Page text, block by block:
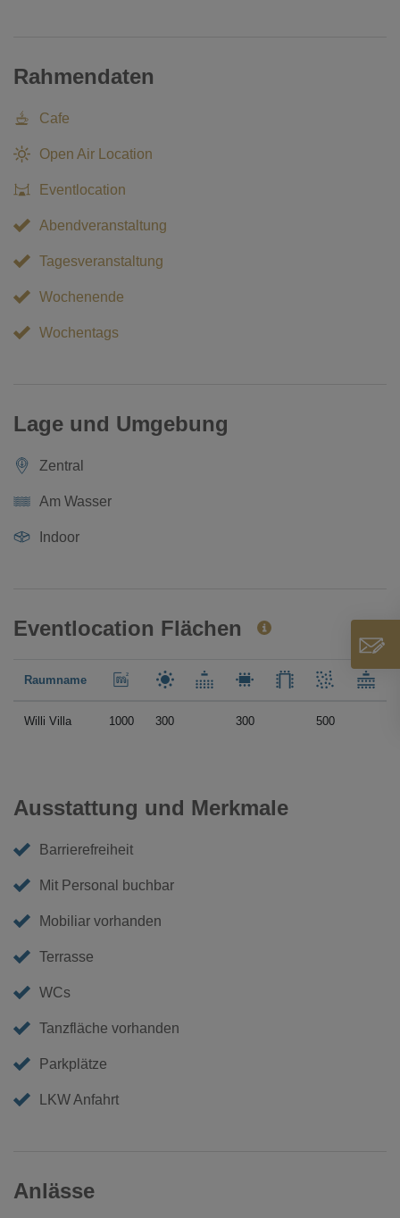
Rahmendaten
Cafe
Open Air Location
Eventlocation
Abendveranstaltung
Tagesveranstaltung
Wochenende
Wochentags
Lage und Umgebung
Zentral
Am Wasser
Indoor
Eventlocation Flächen
Raumname
Willi Villa 1000 300 300 500
Ausstattung und Merkmale
Barrierefreiheit
Mit Personal buchbar
Mobiliar vorhanden
Terrasse
WCs
Tanzfläche vorhanden
Parkplätze
LKW Anfahrt
Anlässe